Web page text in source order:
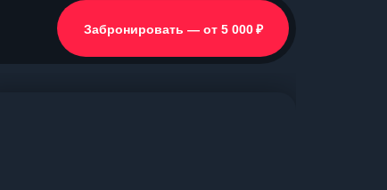
Забронировать — от 5 000 ₽